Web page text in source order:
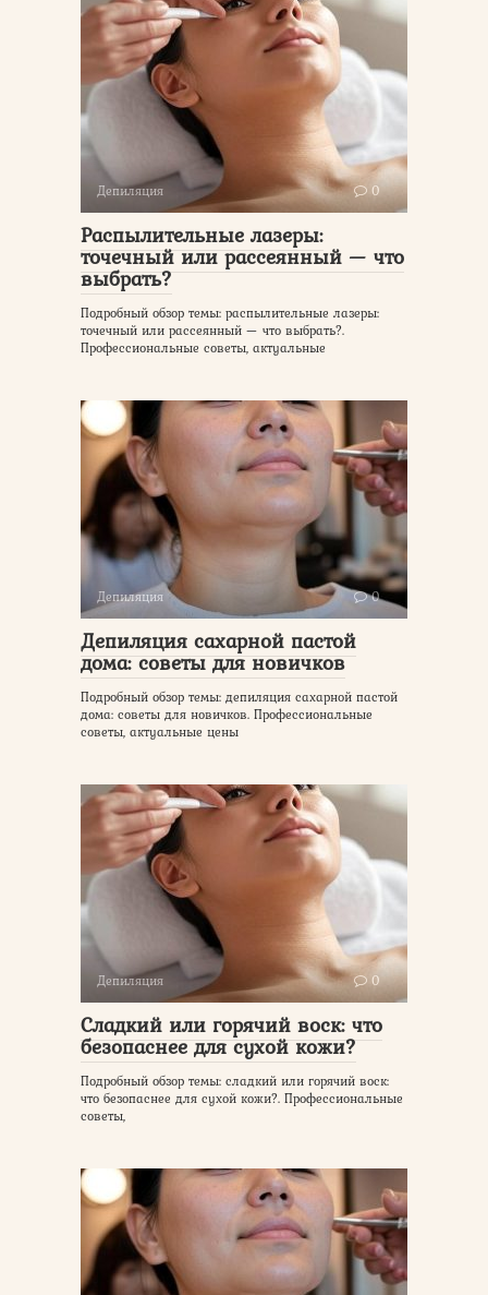
Депиляция 0
Распылительные лазеры:
точечный или рассеянный — что
выбрать?
Подробный обзор темы: распылительные лазеры:
точечный или рассеянный — что выбрать?.
Профессиональные советы, актуальные
Депиляция 0
Депиляция сахарной пастой
дома: советы для новичков
Подробный обзор темы: депиляция сахарной пастой
дома: советы для новичков. Профессиональные
советы, актуальные цены
Депиляция 0
Сладкий или горячий воск: что
безопаснее для сухой кожи?
Подробный обзор темы: сладкий или горячий воск:
что безопаснее для сухой кожи?. Профессиональные
советы,